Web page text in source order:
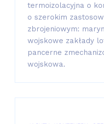
termoizolacyjna o
o szerokim
zbrojeniowym:
wojskowe zakłady
pancerne
wojskowa.